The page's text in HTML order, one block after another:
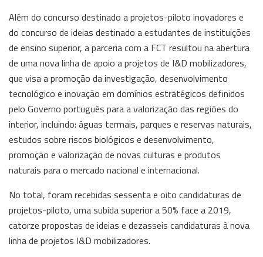
Além do concurso destinado a projetos-piloto inovadores e
do concurso de ideias destinado a estudantes de instituições
de ensino superior, a parceria com a FCT resultou na abertura
de uma nova linha de apoio a projetos de I&D mobilizadores,
que visa a promoção da investigação, desenvolvimento
tecnológico e inovação em domínios estratégicos definidos
pelo Governo português para a valorização das regiões do
interior, incluindo: águas termais, parques e reservas naturais,
estudos sobre riscos biológicos e desenvolvimento,
promoção e valorização de novas culturas e produtos
naturais para o mercado nacional e internacional.
No total, foram recebidas sessenta e oito candidaturas de
projetos-piloto, uma subida superior a 50% face a 2019,
catorze propostas de ideias e dezasseis candidaturas à nova
linha de projetos I&D mobilizadores.